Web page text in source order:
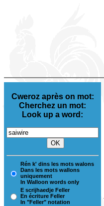
Cweroz après on mot:
Cherchez un mot:
Look up a word:
Rén k' dins les mots walons
Dans les mots wallons
uniquement
In Walloon words only
E scrijhaedje Feller
En écriture Feller
In "Feller" notation